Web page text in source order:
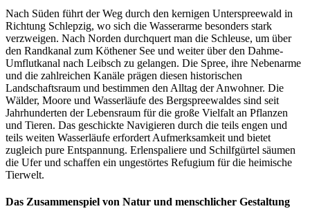
Nach Süden führt der Weg durch den kernigen Unterspreewald in
Richtung Schlepzig, wo sich die Wasserarme besonders stark
verzweigen. Nach Norden durchquert man die Schleuse, um über
den Randkanal zum Köthener See und weiter über den Dahme-
Umflutkanal nach Leibsch zu gelangen. Die Spree, ihre Nebenarme
und die zahlreichen Kanäle prägen diesen historischen
Landschaftsraum und bestimmen den Alltag der Anwohner. Die
Wälder, Moore und Wasserläufe des Bergspreewaldes sind seit
Jahrhunderten der Lebensraum für die große Vielfalt an Pflanzen
und Tieren. Das geschickte Navigieren durch die teils engen und
teils weiten Wasserläufe erfordert Aufmerksamkeit und bietet
zugleich pure Entspannung. Erlenspaliere und Schilfgürtel säumen
die Ufer und schaffen ein ungestörtes Refugium für die heimische
Tierwelt.
Das Zusammenspiel von Natur und menschlicher Gestaltung